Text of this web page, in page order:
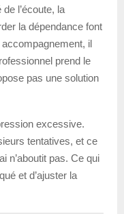
l’écoute, la
la dépendance font
il
prend le
pas une solution
excessive.
tentatives, et ce
n’aboutit pas. Ce qui
et d’ajuster la